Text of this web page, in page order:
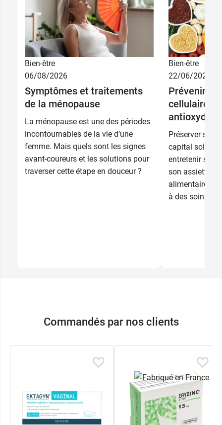
Bien-être
06/08/2026
Symptômes et traitements
de la ménopause
La ménopause est une des périodes
incontournables de la vie d’une
femme. Mais quels sont les signes
avant-coureurs et les solutions pour
traverser cette étape en douceur ?
Bien-être
22/06/2026
Prévenir le
cellulaire
Préserver son
capital soleil
entretenir son
son assiette
alimentaires,
à des soins
Commandés par nos clients